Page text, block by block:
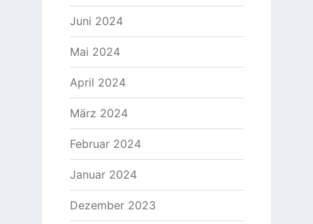
Juni 2024
Mai 2024
April 2024
März 2024
Februar 2024
Januar 2024
Dezember 2023